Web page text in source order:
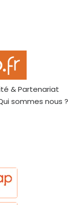
& Partenariat
sommes nous ?